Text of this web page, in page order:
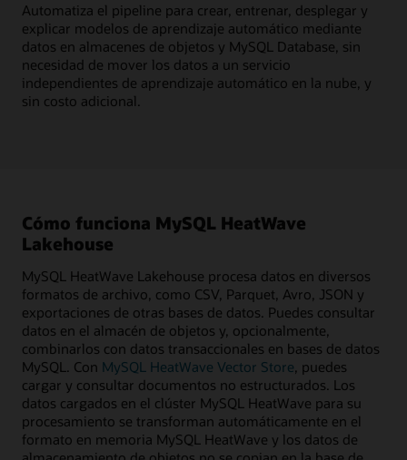
Automatiza el pipeline para crear, entrenar, desplegar y
explicar modelos de aprendizaje automático mediante
datos en almacenes de objetos y MySQL Database, sin
necesidad de mover los datos a un servicio
independientes de aprendizaje automático en la nube, y
sin costo adicional.
Cómo funciona MySQL HeatWave
Lakehouse
MySQL HeatWave Lakehouse procesa datos en diversos
formatos de archivo, como CSV, Parquet, Avro, JSON y
exportaciones de otras bases de datos. Puedes consultar
datos en el almacén de objetos y, opcionalmente,
combinarlos con datos transaccionales en bases de datos
MySQL. Con MySQL HeatWave Vector Store, puedes
cargar y consultar documentos no estructurados. Los
datos cargados en el clúster MySQL HeatWave para su
procesamiento se transforman automáticamente en el
formato en memoria MySQL HeatWave y los datos de